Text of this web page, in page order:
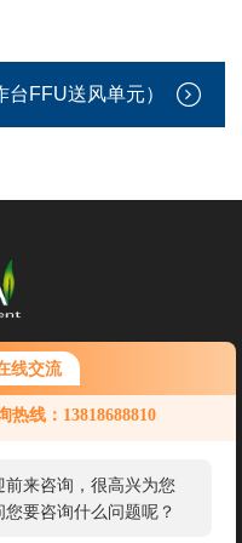
线交流
热线：13818688810
前来咨询，很高兴为您
您要咨询什么问题呢？
FFU送风单元）
2299号1栋